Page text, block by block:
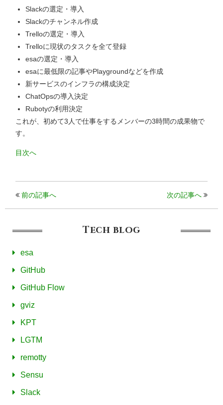
Slackの選定・導入
Slackのチャンネル作成
Trelloの選定・導入
Trelloに現状のタスクを全て登録
esaの選定・導入
esaに最低限の記事やPlaygroundなどを作成
新サービスのインフラの構成決定
ChatOpsの導入決定
Rubotyの利用決定
これが、初めて3人で仕事をするメンバーの3時間の成果物で
す。
目次へ
前の記事へ 次の記事へ
Tech blog
esa
GitHub
GitHub Flow
gviz
KPT
LGTM
remotty
Sensu
Slack